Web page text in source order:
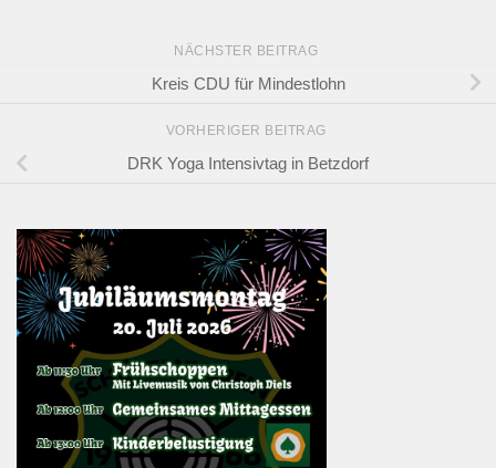
NÄCHSTER BEITRAG
Kreis CDU für Mindestlohn
VORHERIGER BEITRAG
DRK Yoga Intensivtag in Betzdorf